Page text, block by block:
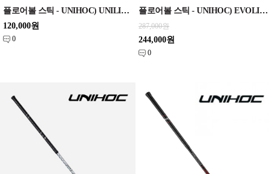
플로어볼 스틱 - UNIHOC) UNILITE PERFORMANCE FL 28 blue 92cm/96cm
120,000원
0
플로어볼 스틱 - UNIHOC) EVOLITE PRO FL 29 black Classic 92cm / 96cm
287,000원
244,000원
0